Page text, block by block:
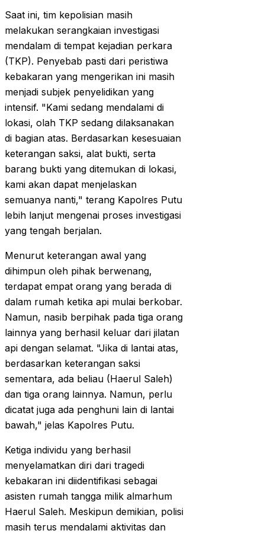
Saat ini, tim kepolisian masih
melakukan serangkaian investigasi
mendalam di tempat kejadian perkara
(TKP). Penyebab pasti dari peristiwa
kebakaran yang mengerikan ini masih
menjadi subjek penyelidikan yang
intensif. "Kami sedang mendalami di
lokasi, olah TKP sedang dilaksanakan
di bagian atas. Berdasarkan kesesuaian
keterangan saksi, alat bukti, serta
barang bukti yang ditemukan di lokasi,
kami akan dapat menjelaskan
semuanya nanti," terang Kapolres Putu
lebih lanjut mengenai proses investigasi
yang tengah berjalan.
Menurut keterangan awal yang
dihimpun oleh pihak berwenang,
terdapat empat orang yang berada di
dalam rumah ketika api mulai berkobar.
Namun, nasib berpihak pada tiga orang
lainnya yang berhasil keluar dari jilatan
api dengan selamat. "Jika di lantai atas,
berdasarkan keterangan saksi
sementara, ada beliau (Haerul Saleh)
dan tiga orang lainnya. Namun, perlu
dicatat juga ada penghuni lain di lantai
bawah," jelas Kapolres Putu.
Ketiga individu yang berhasil
menyelamatkan diri dari tragedi
kebakaran ini diidentifikasi sebagai
asisten rumah tangga milik almarhum
Haerul Saleh. Meskipun demikian, polisi
masih terus mendalami aktivitas dan